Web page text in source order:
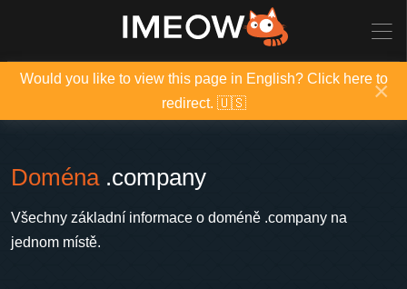
Would you like to view this page in English? Click here to
redirect. 🇺🇸
×
Doména.company
Všechny základní informace o doméně .company na
jednom místě.